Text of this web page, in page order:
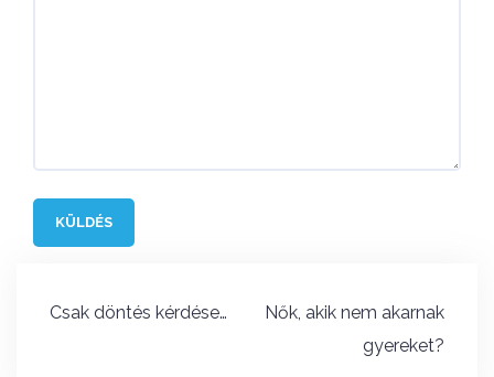
Bejegyzés
Csak döntés kérdése…
Nők, akik nem akarnak
gyereket?